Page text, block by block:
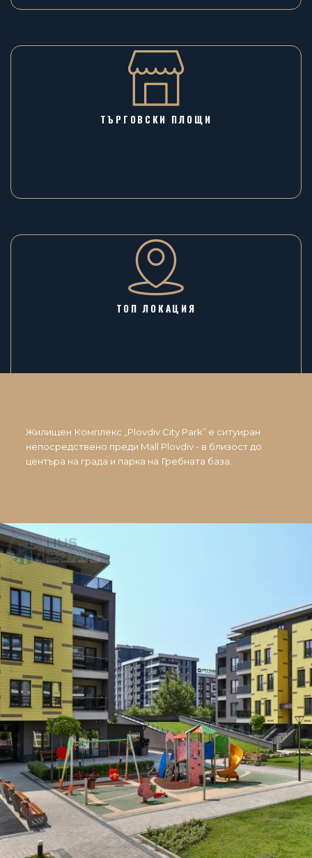
ТЪРГОВСКИ ПЛОЩИ
ТОП ЛОКАЦИЯ
Жилищен Комплекс „Plovdiv City Park” е ситуиран
непосредствено преди Mall Plovdiv - в близост до
центъра на града и парка на Гребната база.